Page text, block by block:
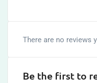
There are no reviews
Be the first to